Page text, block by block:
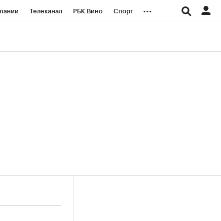
Телеканал РБК Вино Спорт ...